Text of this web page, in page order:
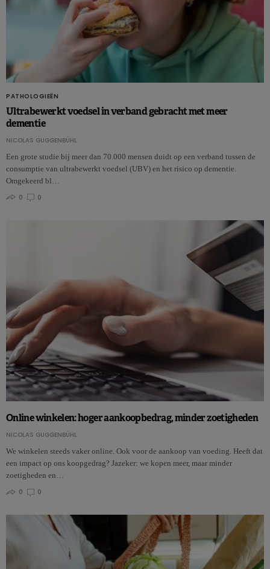
PATHOLOGIEËN
Ultrabewerkt voedsel in verband gebracht met meer
dementie
NICOLAS GUGGENBÜHL
Een grote studie bij meer dan 70.000 mensen duidt op een verband tussen de
consumptie van ultrabewerkt voedsel (UBV) en het risico op dementie.
Omgekeerd bl…
0
0
Online winkelen: hoger aankoopbedrag, minder zoetigheden
NICOLAS GUGGENBÜHL
We winkelen steeds vaker online. Ook voor de aankoop van voeding. Heeft dat
een impact op ons koopgedrag? Jazeker: we kopen meer, maar minder
zoetigheden en…
0
0